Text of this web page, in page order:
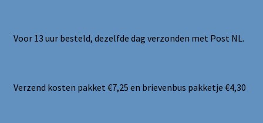
Voor 13 uur besteld, dezelfde dag verzonden met Post NL.
Verzend kosten pakket €7,25 en brievenbus pakketje €4,30